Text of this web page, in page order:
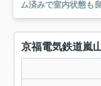
ム済みで室内状態も
京福電気鉄道嵐